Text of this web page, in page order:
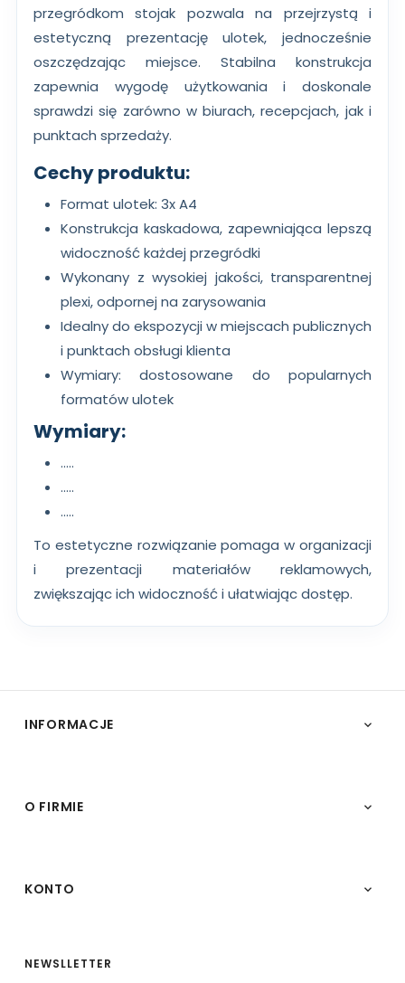
przegródkom stojak pozwala na przejrzystą i
estetyczną prezentację ulotek, jednocześnie
oszczędzając miejsce. Stabilna konstrukcja
zapewnia wygodę użytkowania i doskonale
sprawdzi się zarówno w biurach, recepcjach, jak i
punktach sprzedaży.
Cechy produktu:
Format ulotek: 3x A4
Konstrukcja kaskadowa, zapewniająca lepszą
widoczność każdej przegródki
Wykonany z wysokiej jakości, transparentnej
plexi, odpornej na zarysowania
Idealny do ekspozycji w miejscach publicznych
i punktach obsługi klienta
Wymiary: dostosowane do popularnych
formatów ulotek
Wymiary:
.....
.....
.....
To estetyczne rozwiązanie pomaga w organizacji
i prezentacji materiałów reklamowych,
zwiększając ich widoczność i ułatwiając dostęp.
INFORMACJE 
O FIRMIE 
KONTO 
NEWSLLETTER